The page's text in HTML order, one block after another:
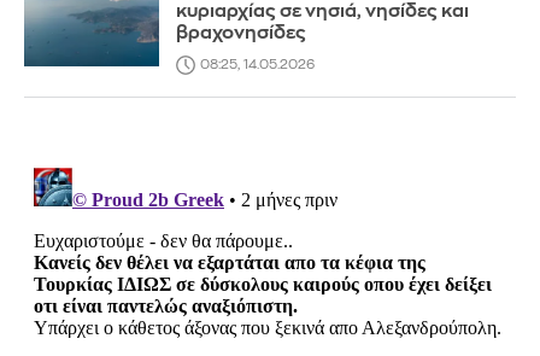
κυριαρχίας σε νησιά, νησίδες και
βραχονησίδες
08:25, 14.05.2026